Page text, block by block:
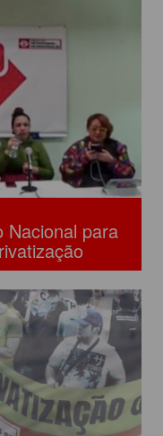
Nacional para